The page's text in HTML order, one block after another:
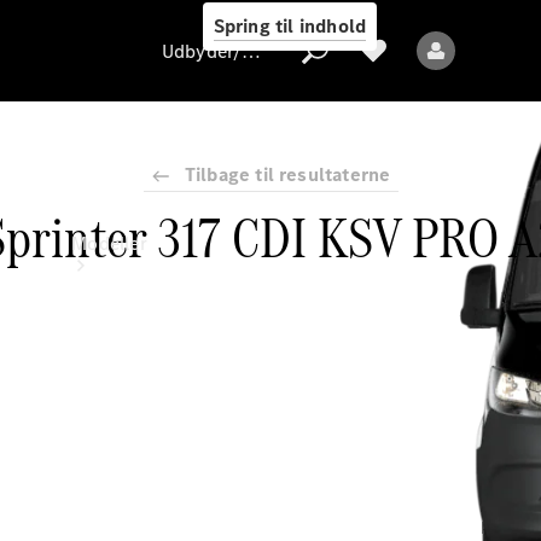
Spring til indhold
Udbyder/databeskyttelse
Modeller
Udbyder/databeskyttelse
Tilbage til resultaterne
317 CDI KSV PRO